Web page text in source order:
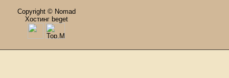
Copyright © Nomad
Хостинг beget